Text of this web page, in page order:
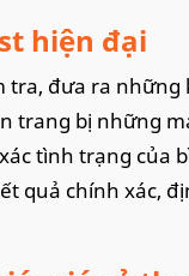
hiện đại
tra, đưa ra những
trang bị những
tình trạng của
quả chính xác,